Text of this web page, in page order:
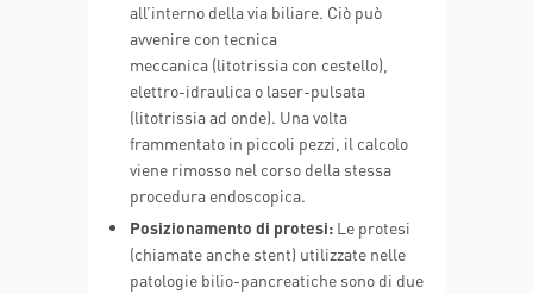
all’interno della via biliare. Ciò può
avvenire con tecnica
meccanica (litotrissia con cestello),
elettro-idraulica o laser-pulsata
(litotrissia ad onde). Una volta
frammentato in piccoli pezzi, il calcolo
viene rimosso nel corso della stessa
procedura endoscopica.
Posizionamento di protesi: Le protesi
(chiamate anche stent) utilizzate nelle
patologie bilio-pancreatiche sono di due